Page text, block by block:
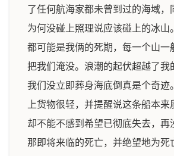
了任何航海家都未曾到过的海域，
为何没碰上照理说应该碰上的冰山
都可能是我俩的死期，每一个山一
把我们淹没。浪潮的起伏超越了我
我们没立即葬身海底倒真是个奇迹
上货物很轻，并提醒说这条船本
却不能不感到希望已彻底失去，再
那即将来临的死亡，并绝望地为死